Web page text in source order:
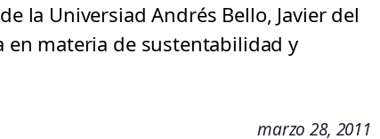
la Universiad Andrés Bello, Javier del
en materia de sustentabilidad y
marzo 28, 2011